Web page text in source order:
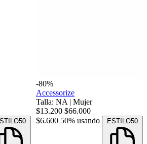
-80%
Accessorize
Talla: NA | Mujer
$13.200 $66.000
$6.600 50% usando ESTILO50